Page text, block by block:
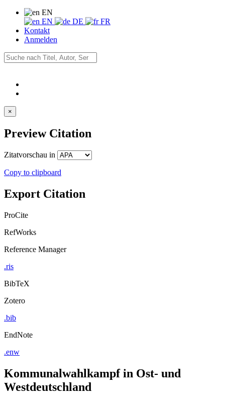
EN
EN
DE
FR
Kontakt
Anmelden
×
Preview Citation
Zitatvorschau in
Copy to clipboard
Export Citation
ProCite
RefWorks
Reference Manager
.ris
BibTeX
Zotero
.bib
EndNote
.enw
Kommunalwahlkampf in Ost- und
Westdeutschland